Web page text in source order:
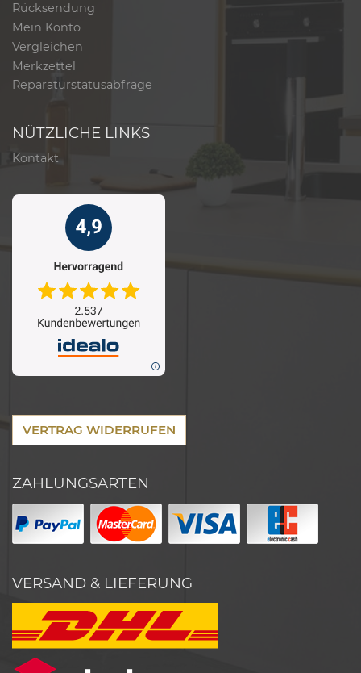
Rücksendung
Mein Konto
Vergleichen
Merkzettel
Reparaturstatusabfrage
NÜTZLICHE LINKS
Kontakt
VERTRAG WIDERRUFEN
ZAHLUNGSARTEN
VERSAND & LIEFERUNG